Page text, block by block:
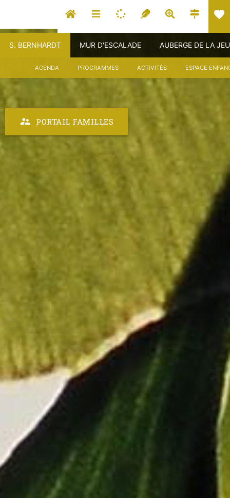
favorite
S. BERNHARDT MUR D'ESCALADE AUBERGE DE LA
AGENDA PROGRAMMES ACTIVITÉS ESPACE
supervisor_account PORTAIL FAMILLES